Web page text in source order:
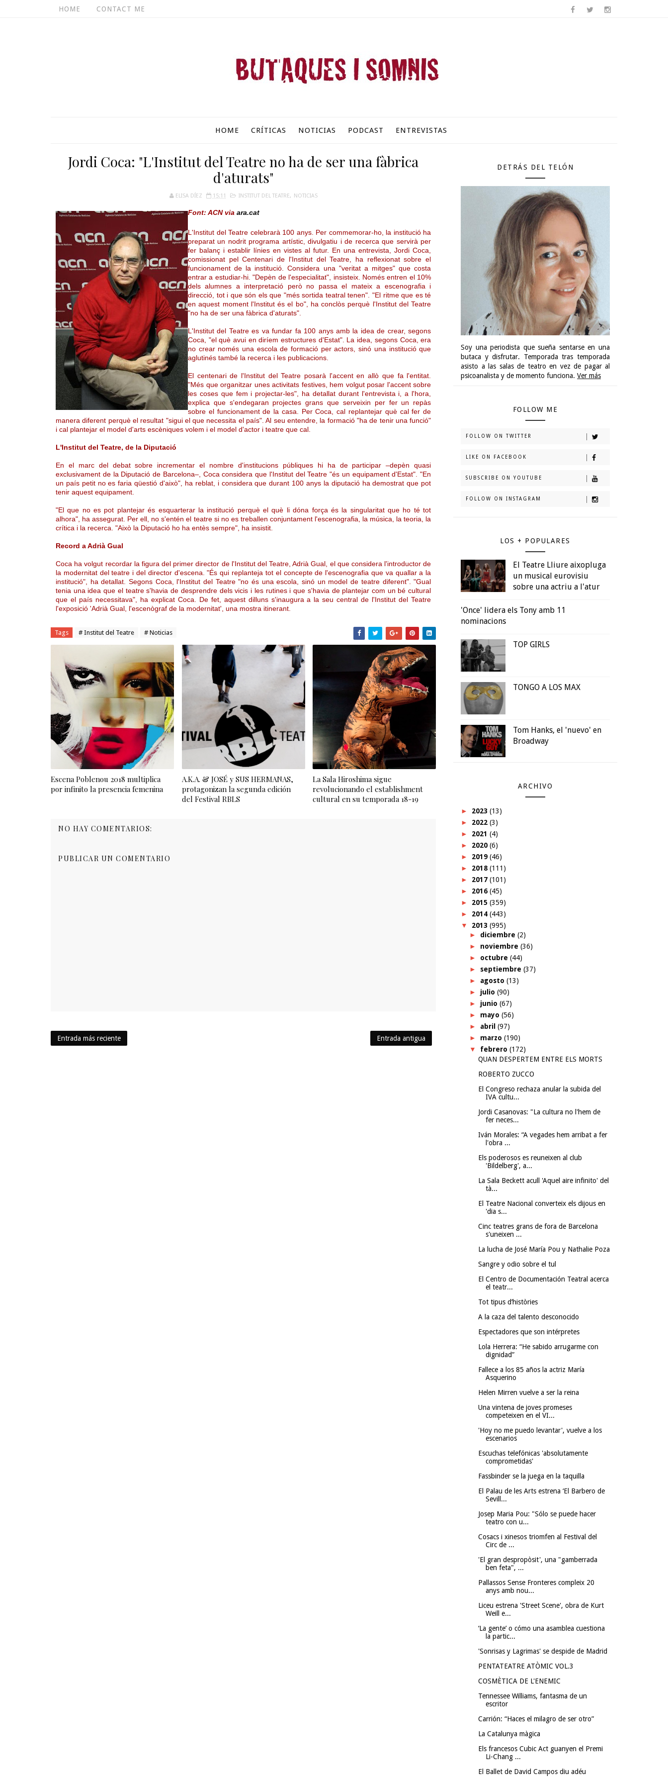
HOME CONTACT ME
HOME CRÍTICAS NOTICIAS PODCAST ENTREVISTAS
Jordi Coca: "L'Institut del Teatre no ha de ser una fàbrica
d'aturats"
ELISA DÍEZ 15:11 INSTITUT DEL TEATRE, NOTICIAS
Font: ACN via ara.cat
L'Institut del Teatre celebrarà 100 anys. Per commemorar-ho, la institució ha
preparat un nodrit programa artístic, divulgatiu i de recerca que servirà per
fer balanç i establir línies en vistes al futur. En una entrevista, Jordi Coca,
comissionat pel Centenari de l'Institut del Teatre, ha reflexionat sobre el
funcionament de la institució. Considera una "veritat a mitges" que costa
entrar a estudiar-hi. "Depèn de l'especialitat", insisteix. Només entren el 10%
dels alumnes a interpretació però no passa el mateix a escenografia i
direcció, tot i que són els que "més sortida teatral tenen". "El ritme que es té
en aquest moment l'Institut és el bo", ha conclòs perquè l'Institut del Teatre
"no ha de ser una fàbrica d'aturats".
L'Institut del Teatre es va fundar fa 100 anys amb la idea de crear, segons
Coca, "el què avui en diríem estructures d'Estat". La idea, segons Coca, era
no crear només una escola de formació per actors, sinó una institució que
aglutinés també la recerca i les publicacions.
El centenari de l'Institut del Teatre posarà l'accent en allò que fa l'entitat.
"Més que organitzar unes activitats festives, hem volgut posar l'accent sobre
les coses que fem i projectar-les", ha detallat durant l'entrevista i, a l'hora,
explica que s'endegaran projectes grans que serveixin per fer un repàs
sobre el funcionament de la casa. Per Coca, cal replantejar què cal fer de
manera diferent perquè el resultat "sigui el que necessita el país". Al seu entendre, la formació "ha de tenir una funció"
i cal plantejar el model d'arts escèniques volem i el model d'actor i teatre que cal.
L'Institut del Teatre, de la Diputació
En el marc del debat sobre incrementar el nombre d'institucions públiques hi ha de participar –depèn quasi
exclusivament de la Diputació de Barcelona–, Coca considera que l'Institut del Teatre "és un equipament d'Estat". "En
un país petit no es faria qüestió d'això", ha reblat, i considera que durant 100 anys la diputació ha demostrat que pot
tenir aquest equipament.
"El que no es pot plantejar és esquarterar la institució perquè el què li dóna força és la singularitat que ho té tot
alhora", ha assegurat. Per ell, no s'entén el teatre si no es treballen conjuntament l'escenografia, la música, la teoria, la
crítica i la recerca. "Això la Diputació ho ha entès sempre", ha insistit.
Record a Adrià Gual
Coca ha volgut recordar la figura del primer director de l'Institut del Teatre, Adrià Gual, el que considera l'introductor de
la modernitat del teatre i del director d'escena. "És qui replanteja tot el concepte de l'escenografia que va quallar a la
institució", ha detallat. Segons Coca, l'Institut del Teatre "no és una escola, sinó un model de teatre diferent". "Gual
tenia una idea que el teatre s'havia de desprendre dels vicis i les rutines i que s'havia de plantejar com un bé cultural
que el país necessitava", ha explicat Coca. De fet, aquest dilluns s'inaugura a la seu central de l'Institut del Teatre
l'exposició 'Adrià Gual, l'escenògraf de la modernitat', una mostra itinerant.
Tags # Institut del Teatre # Noticias
Escena Poblenou 2018 multiplica
por infinito la presencia femenina
A.K.A. & JOSÉ y SUS HERMANAS,
protagonizan la segunda edición
del Festival RBLS
La Sala Hiroshima sigue
revolucionando el establishment
cultural en su temporada 18-19
NO HAY COMENTARIOS:
PUBLICAR UN COMENTARIO
Entrada más reciente Entrada antigua
DETRÁS DEL TELÓN
Soy una periodista que sueña sentarse en una
butaca y disfrutar. Temporada tras temporada
asisto a las salas de teatro en vez de pagar al
psicoanalista y de momento funciona. Ver más
FOLLOW ME
FOLLOW ON TWITTER
LIKE ON FACEBOOK
SUBSCRIBE ON YOUTUBE
FOLLOW ON INSTAGRAM
LOS + POPULARES
El Teatre Lliure aixopluga
un musical eurovisiu
sobre una actriu a l'atur
'Once' lidera els Tony amb 11
nominacions
TOP GIRLS
TONGO A LOS MAX
Tom Hanks, el 'nuevo' en
Broadway
ARCHIVO
► 2023 (13)
► 2022 (3)
► 2021 (4)
► 2020 (6)
► 2019 (46)
► 2018 (111)
► 2017 (101)
► 2016 (45)
► 2015 (359)
► 2014 (443)
▼ 2013 (995)
► diciembre (2)
► noviembre (36)
► octubre (44)
► septiembre (37)
► agosto (13)
► julio (90)
► junio (67)
► mayo (56)
► abril (97)
► marzo (190)
▼ febrero (172)
QUAN DESPERTEM ENTRE ELS MORTS
ROBERTO ZUCCO
El Congreso rechaza anular la subida del
IVA cultu...
Jordi Casanovas: "La cultura no l'hem de
fer neces...
Iván Morales: “A vegades hem arribat a fer
l'obra ...
Els poderosos es reuneixen al club
'Bildelberg', a...
La Sala Beckett acull 'Aquel aire infinito' del
tà...
El Teatre Nacional converteix els dijous en
'dia s...
Cinc teatres grans de fora de Barcelona
s'uneixen ...
La lucha de José María Pou y Nathalie Poza
Sangre y odio sobre el tul
El Centro de Documentación Teatral acerca
el teatr...
Tot tipus d’històries
A la caza del talento desconocido
Espectadores que son intérpretes
Lola Herrera: “He sabido arrugarme con
dignidad”
Fallece a los 85 años la actriz María
Asquerino
Helen Mirren vuelve a ser la reina
Una vintena de joves promeses
competeixen en el VI...
'Hoy no me puedo levantar', vuelve a los
escenarios
Escuchas telefónicas 'absolutamente
comprometidas'
Fassbinder se la juega en la taquilla
El Palau de les Arts estrena ‘El Barbero de
Sevill...
Josep Maria Pou: "Sólo se puede hacer
teatro con u...
Cosacs i xinesos triomfen al Festival del
Circ de ...
'El gran despropòsit', una "gamberrada
ben feta", ...
Pallassos Sense Fronteres compleix 20
anys amb nou...
Liceu estrena 'Street Scene', obra de Kurt
Weill e...
‘La gente’ o cómo una asamblea cuestiona
la partic...
'Sonrisas y Lagrimas' se despide de Madrid
PENTATEATRE ATÒMIC VOL.3
COSMÈTICA DE L'ENEMIC
Tennessee Williams, fantasma de un
escritor
Carrión: “Haces el milagro de ser otro”
La Catalunya màgica
Els francesos Cubic Act guanyen el Premi
Li-Chang ...
El Ballet de David Campos diu adéu